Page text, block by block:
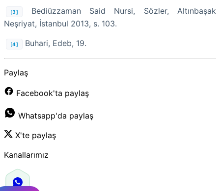
[3]
Bediüzzaman Said Nursi, Sözler, Altınbaşak
Neşriyat, İstanbul 2013, s. 103.
[4] Buhari, Edeb, 19.
Paylaş
Facebook'ta paylaş
Whatsapp'da paylaş
X'te paylaş
Kanallarımız